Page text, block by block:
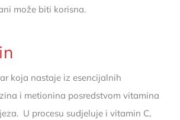
može biti korisna.
koja nastaje iz esencijalnih
i metionina posredstvom vitamina
U procesu sudjeluje i vitamin C,